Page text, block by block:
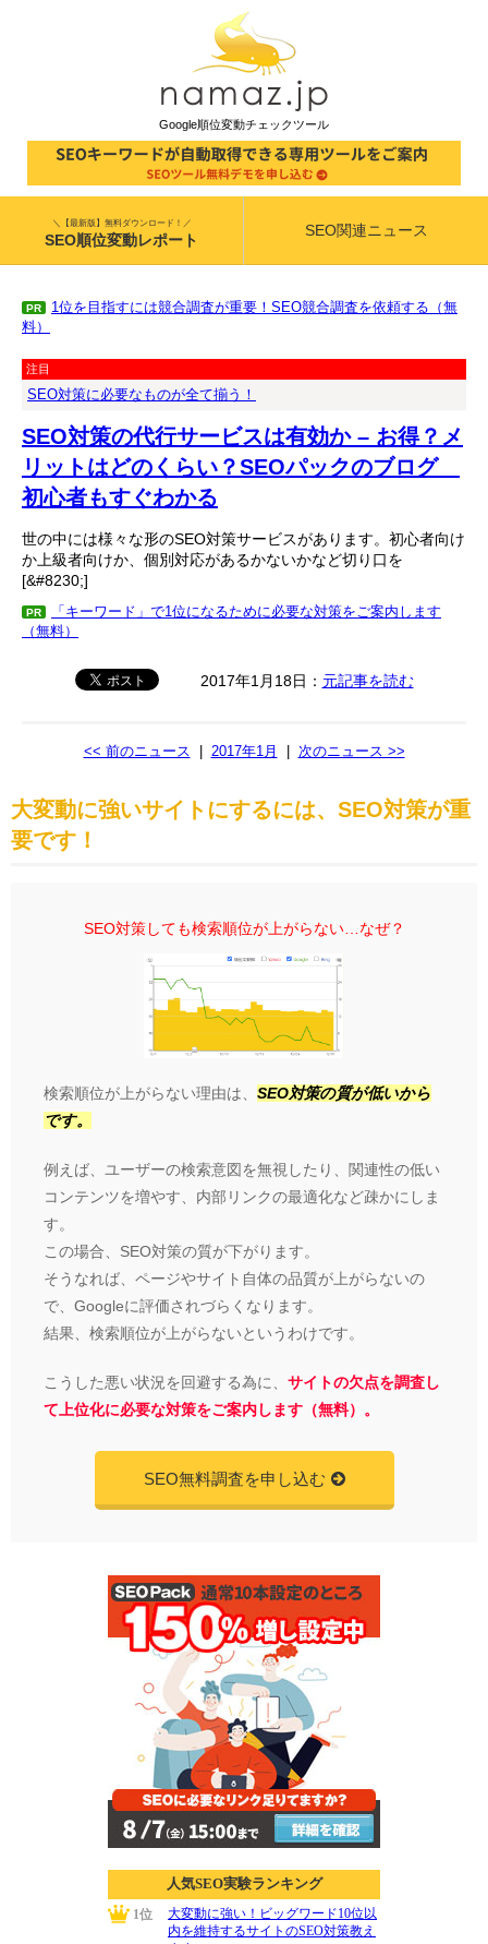
Google順位変動チェックツール
＼【最新版】無料ダウンロード！／
SEO順位変動レポート
SEO関連ニュース
PR
1位を目指すには競合調査が重要！SEO競合調査を依頼する（無
料）
注目
SEO対策に必要なものが全て揃う！
SEO対策の代行サービスは有効か – お得？メ
リットはどのくらい？SEOパックのブログ
初心者もすぐわかる
世の中には様々な形のSEO対策サービスがあります。初心者向け
か上級者向けか、個別対応があるかないかなど切り口を
[&#8230;]
PR
「キーワード」で1位になるために必要な対策をご案内します
（無料）
2017年1月18日： 元記事を読む
<< 前のニュース 2017年1月 次のニュース >>
大変動に強いサイトにするには、SEO対策が重
要です！
SEO対策しても検索順位が上がらない…なぜ？
検索順位が上がらない理由は、 SEO対策の質が低いから
です。
例えば、ユーザーの検索意図を無視したり、関連性の低い
コンテンツを増やす、内部リンクの最適化など疎かにしま
す。
この場合、SEO対策の質が下がります。
そうなれば、ページやサイト自体の品質が上がらないの
で、Googleに評価されづらくなります。
結果、検索順位が上がらないというわけです。
こうした悪い状況を回避する為に、 サイトの欠点を調査し
て上位化に必要な対策をご案内します（無料）。
SEO無料調査を申し込む